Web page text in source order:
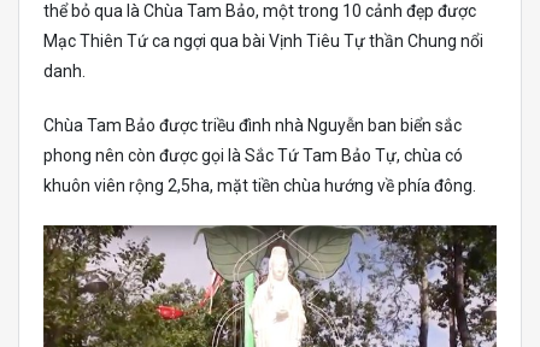
thể bỏ qua là Chùa Tam Bảo, một trong 10 cảnh đẹp được
Mạc Thiên Tứ ca ngợi qua bài Vịnh Tiêu Tự thần Chung nổi
danh.
Chùa Tam Bảo được triều đình nhà Nguyễn ban biển sắc
phong nên còn được gọi là Sắc Tứ Tam Bảo Tự, chùa có
khuôn viên rộng 2,5ha, mặt tiền chùa hướng về phía đông.